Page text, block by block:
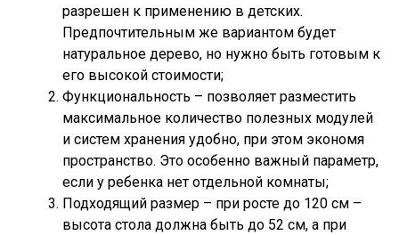
разрешен к применению в детских.
Предпочтительным же вариантом будет
натуральное дерево, но нужно быть готовым к
его высокой стоимости;
Функциональность – позволяет разместить
максимальное количество полезных модулей
и систем хранения удобно, при этом экономя
пространство. Это особенно важный параметр,
если у ребенка нет отдельной комнаты;
Подходящий размер – при росте до 120 см –
высота стола должна быть до 52 см, а при